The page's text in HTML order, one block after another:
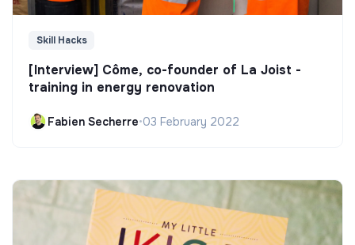
Skill Hacks
[Interview] Côme, co-founder of La Joist -
training in energy renovation
Fabien Secherre•03 February 2022